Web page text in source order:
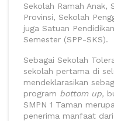
Sekolah Ramah Anak,
Provinsi, Sekolah
juga Satuan
Semester (SPP-SKS).
Sebagai Sekolah
sekolah pertama di
mendeklarasikan
program bottom up,
SMPN 1 Taman
penerima manfaat